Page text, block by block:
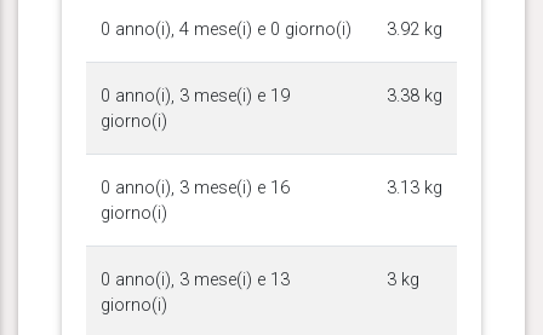
0 anno(i), 4 mese(i) e 0 giorno(i) 3.92 kg
0 anno(i), 3 mese(i) e 19
giorno(i)
3.38 kg
0 anno(i), 3 mese(i) e 16
giorno(i)
3.13 kg
0 anno(i), 3 mese(i) e 13
giorno(i)
3 kg